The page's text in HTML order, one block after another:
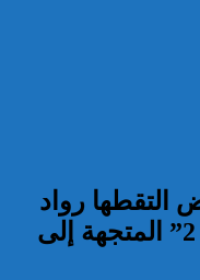
التقطها رواد
الفضاء في مهمة “أرتميس 2” المتجهة إلى